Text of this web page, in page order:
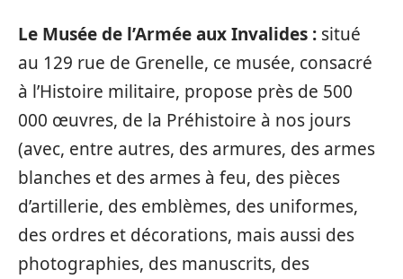
Le Musée de l’Armée aux Invalides : situé
au 129 rue de Grenelle, ce musée, consacré
à l’Histoire militaire, propose près de 500
000 œuvres, de la Préhistoire à nos jours
(avec, entre autres, des armures, des armes
blanches et des armes à feu, des pièces
d’artillerie, des emblèmes, des uniformes,
des ordres et décorations, mais aussi des
photographies, des manuscrits, des